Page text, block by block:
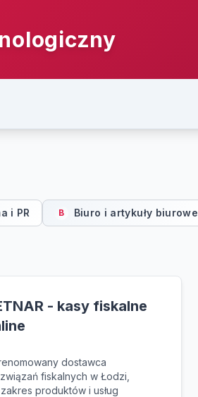
i PR B Biuro i artykuły biurowe
- kasy fiskalne
dostawca
fiskalnych w Łodzi,
produktów i usług